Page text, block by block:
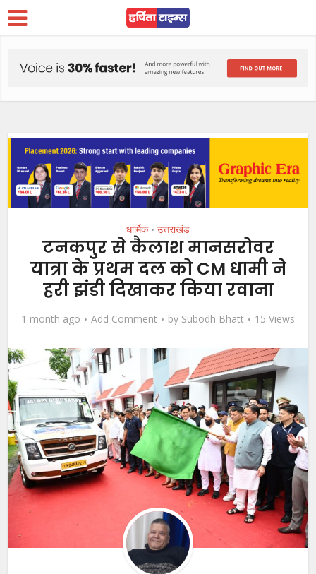
धार्मिक • उत्तराखंड
टनकपुर से कैलाश मानसरोवर
यात्रा के प्रथम दल को CM धामी ने
हरी झंडी दिखाकर किया रवाना
1 month ago Add Comment by Subodh Bhatt 15 Views